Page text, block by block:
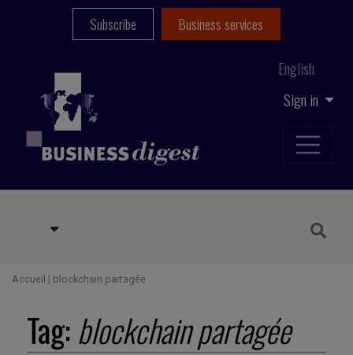
Sign in
English
Subscribe Business services
Accueil | blockchain partagée
Tag:blockchain partagée